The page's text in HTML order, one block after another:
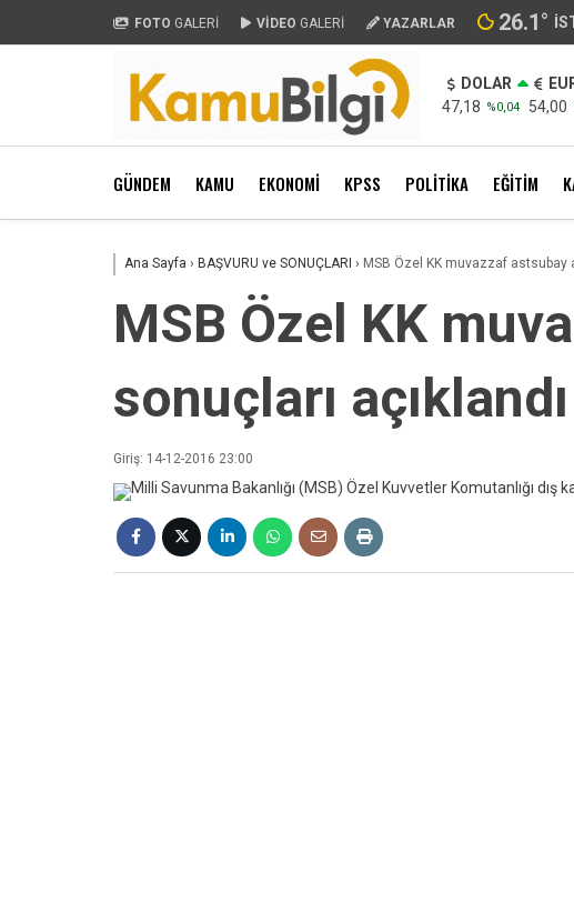
FOTO GALERİ VİDEO GALERİ YAZARLAR 26.1°
DOLAR
47,18 %0,04
54,00
GÜNDEM KAMU EKONOMİ KPSS POLİTİKA EĞİTİM
Ana Sayfa › BAŞVURU ve SONUÇLARI › MSB Özel KK muvazzaf astsubay
MSB Özel KK
sonuçları açıklandı
Giriş: 14-12-2016 23:00